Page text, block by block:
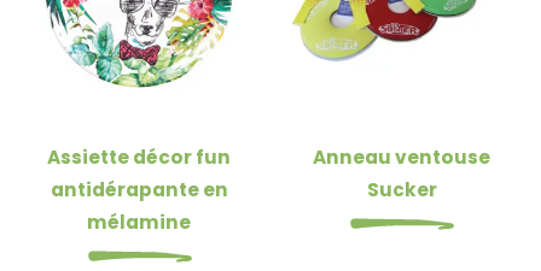
Assiette décor fun
antidérapante en
mélamine
Anneau ventouse
Sucker